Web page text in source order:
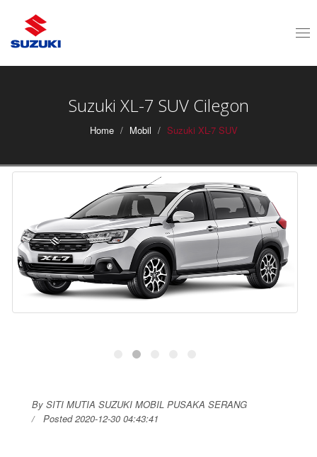
Suzuki XL-7 SUV Cilegon
Home Mobil Suzuki XL-7 SUV
By SITI MUTIA SUZUKI MOBIL PUSAKA SERANG
Posted 2020-12-30 04:43:41